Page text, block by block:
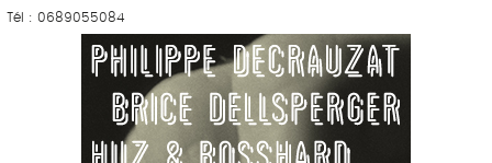
Tél : 0689055084